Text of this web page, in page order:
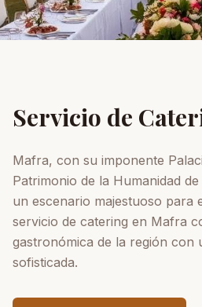
Servicio de
Mafra, con su imponente
Patrimonio de la Humanidad
un escenario majestuoso para
servicio de catering en Mafra
gastronómica de la región con
sofisticada.